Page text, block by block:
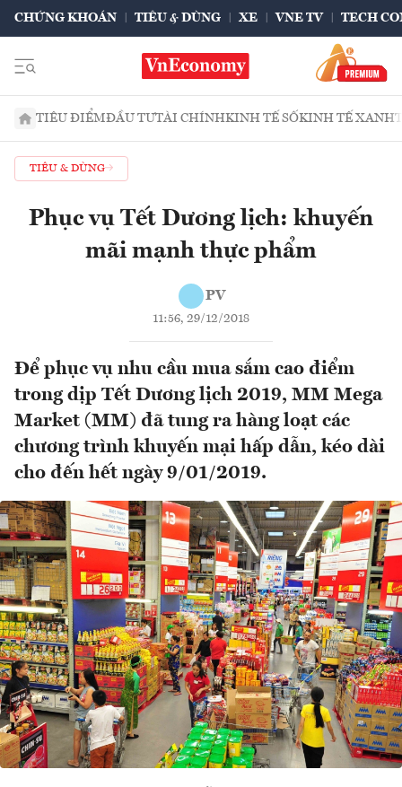
CHỨNG KHOÁN TIÊU & DÙNG XE VNE TV TECH
TIÊU ĐIỂMĐẦU TƯTÀI CHÍNHKINH TẾ SỐKINH TẾ XANH
TIÊU & DÙNG
Phục vụ Tết Dương lịch: khuyến
mãi mạnh thực phẩm
PV
11:56, 29/12/2018
Để phục vụ nhu cầu mua sắm cao điểm
trong dịp Tết Dương lịch 2019, MM Mega
Market (MM) đã tung ra hàng loạt các
chương trình khuyến mại hấp dẫn, kéo dài
cho đến hết ngày 9/01/2019.